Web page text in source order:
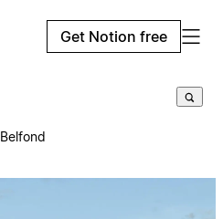
Get Notion free